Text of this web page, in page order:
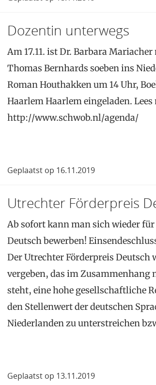
Dozentin unterwegs
Am 17.11. ist Dr. Barbara
Thomas Bernhards soeben ins
Roman Houthakken um 14 Uhr,
Haarlem Haarlem eingeladen. Lees
http://www.schwob.nl/agenda/
Geplaatst op 16.11.2019
Utrechter Förderpreis
Ab sofort kann man sich wieder
Deutsch bewerben!
Der Utrechter Förderpreis
vergeben, das im
steht, eine hohe gesellschaftliche
den Stellenwert der deutschen
Niederlanden zu unterstreichen
Geplaatst op 13.11.2019